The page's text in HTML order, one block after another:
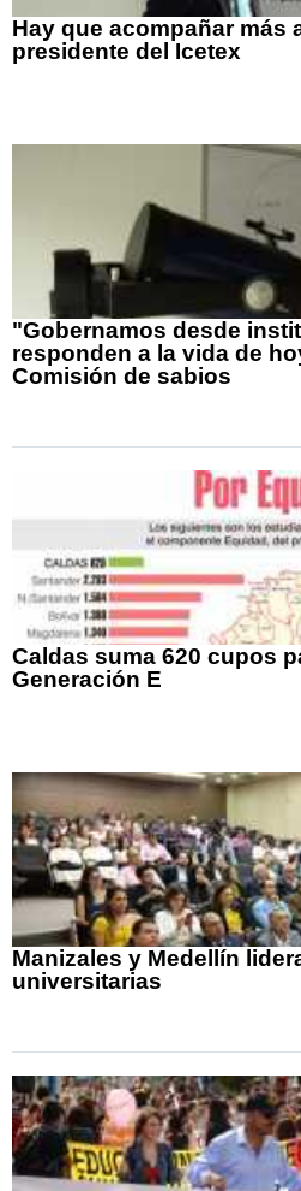
Hay que acompañar más
presidente del Icetex
"Gobernamos desde
responden a la vida de
Comisión de sabios
Caldas suma 620 cupos
Generación E
Manizales y Medellín
universitarias